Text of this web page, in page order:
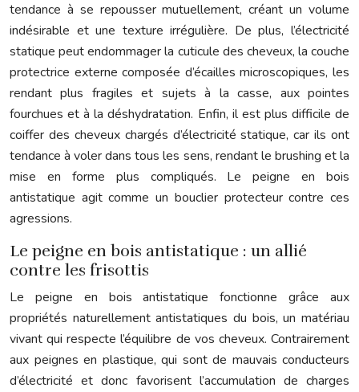
tendance à se repousser mutuellement, créant un volume
indésirable et une texture irrégulière. De plus, l’électricité
statique peut endommager la cuticule des cheveux, la couche
protectrice externe composée d’écailles microscopiques, les
rendant plus fragiles et sujets à la casse, aux pointes
fourchues et à la déshydratation. Enfin, il est plus difficile de
coiffer des cheveux chargés d’électricité statique, car ils ont
tendance à voler dans tous les sens, rendant le brushing et la
mise en forme plus compliqués. Le peigne en bois
antistatique agit comme un bouclier protecteur contre ces
agressions.
Le peigne en bois antistatique : un allié
contre les frisottis
Le peigne en bois antistatique fonctionne grâce aux
propriétés naturellement antistatiques du bois, un matériau
vivant qui respecte l’équilibre de vos cheveux. Contrairement
aux peignes en plastique, qui sont de mauvais conducteurs
d’électricité et donc favorisent l’accumulation de charges